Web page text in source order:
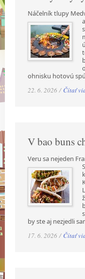
Náčelník tlupy
ohnisku hotovú
22. 6. 2026 / Čítať
V bao buns
Veru sa nejeden
by ste aj nezjedli
17. 6. 2026 / Čítať